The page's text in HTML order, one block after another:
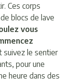
Ces corps
blocs de lave
vous
suivez le sentier
pour une
heure dans des